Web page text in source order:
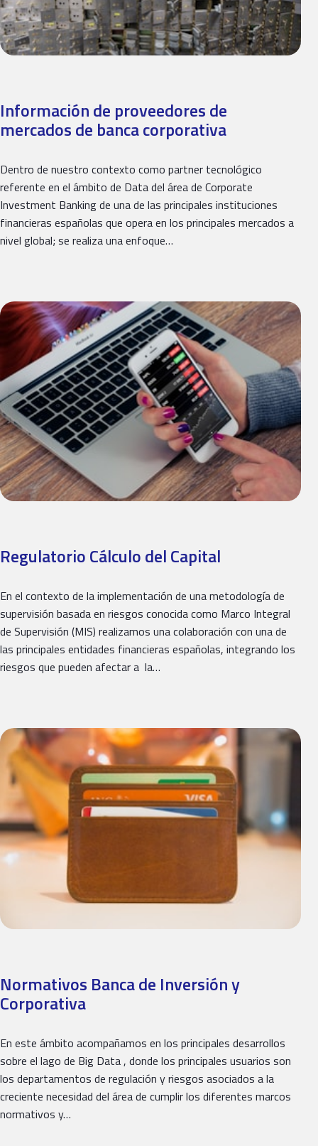
Información de proveedores de
mercados de banca corporativa
Dentro de nuestro contexto como partner tecnológico
referente en el ámbito de Data del área de Corporate
Investment Banking de una de las principales instituciones
financieras españolas que opera en los principales mercados a
nivel global; se realiza una enfoque…
Regulatorio Cálculo del Capital
En el contexto de la implementación de una metodología de
supervisión basada en riesgos conocida como Marco Integral
de Supervisión (MIS) realizamos una colaboración con una de
las principales entidades financieras españolas, integrando los
riesgos que pueden afectar a la…
Normativos Banca de Inversión y
Corporativa
En este ámbito acompañamos en los principales desarrollos
sobre el lago de Big Data , donde los principales usuarios son
los departamentos de regulación y riesgos asociados a la
creciente necesidad del área de cumplir los diferentes marcos
normativos y…